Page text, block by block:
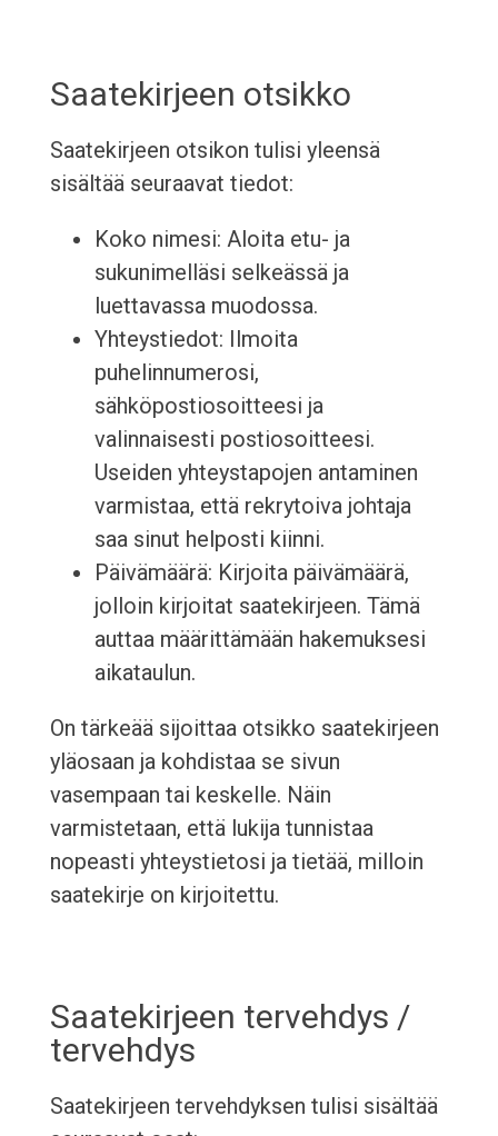
Saatekirjeen otsikko
Saatekirjeen otsikon tulisi yleensä
sisältää seuraavat tiedot:
Koko nimesi: Aloita etu- ja
sukunimelläsi selkeässä ja
luettavassa muodossa.
Yhteystiedot: Ilmoita
puhelinnumerosi,
sähköpostiosoitteesi ja
valinnaisesti postiosoitteesi.
Useiden yhteystapojen antaminen
varmistaa, että rekrytoiva johtaja
saa sinut helposti kiinni.
Päivämäärä: Kirjoita päivämäärä,
jolloin kirjoitat saatekirjeen. Tämä
auttaa määrittämään hakemuksesi
aikataulun.
On tärkeää sijoittaa otsikko saatekirjeen
yläosaan ja kohdistaa se sivun
vasempaan tai keskelle. Näin
varmistetaan, että lukija tunnistaa
nopeasti yhteystietosi ja tietää, milloin
saatekirje on kirjoitettu.
Saatekirjeen tervehdys /
tervehdys
Saatekirjeen tervehdyksen tulisi sisältää